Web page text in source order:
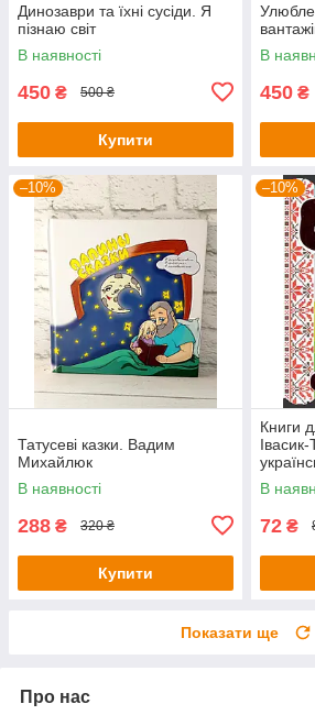
Динозаври та їхні сусіди. Я
пізнаю світ
В наявності
450 ₴ 500 ₴
Купити
В
450 ₴
–10%
Татусеві казки. Вадим
Михайлюк
В наявності
288 ₴ 320 ₴
Купити
–10%
Книги
В
72 ₴
Показати ще
Про нас